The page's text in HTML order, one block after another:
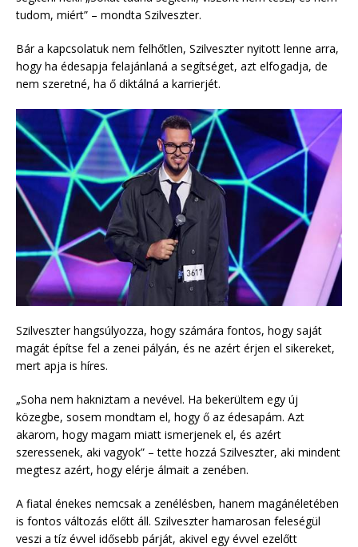
tudom, miért” – mondta Szilveszter.
Bár a kapcsolatuk nem felhőtlen, Szilveszter nyitott lenne arra,
hogy ha édesapja felajánlaná a segítséget, azt elfogadja, de
nem szeretné, ha ő diktálná a karrierjét.
Szilveszter hangsúlyozza, hogy számára fontos, hogy saját
magát építse fel a zenei pályán, és ne azért érjen el sikereket,
mert apja is híres.
„Soha nem hakniztam a nevével. Ha bekerültem egy új
közegbe, sosem mondtam el, hogy ő az édesapám. Azt
akarom, hogy magam miatt ismerjenek el, és azért
szeressenek, aki vagyok” – tette hozzá Szilveszter, aki mindent
megtesz azért, hogy elérje álmait a zenében.
A fiatal énekes nemcsak a zenélésben, hanem magánéletében
is fontos változás előtt áll. Szilveszter hamarosan feleségül
veszi a tíz évvel idősebb párját, akivel egy évvel ezelőtt